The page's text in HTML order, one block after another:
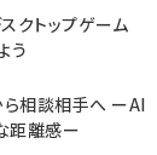
スクトップゲーム
う
ら相談相手へ ーAI
距離感ー